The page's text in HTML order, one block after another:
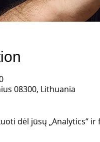
08300, Lithuania
dėl jūsų „Analytics“